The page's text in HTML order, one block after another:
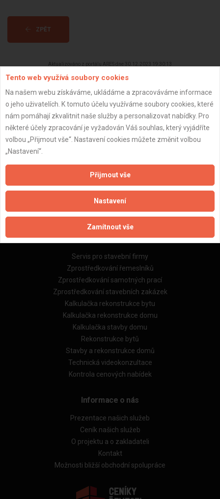
ZPĚT
Aktualizováno z portálu ARES dne 30.12.2023 19:30:13
Důležité informace
Naše firmy a řemeslníci
Zásady pro používání souborů cookie
Obchodní podmínky (zprostředkování)
Obchodní podmínky (rozpočtování)
Reference
Naše excelové tabulky online
Naše služby
Servis pro stavební firmy
Zprostředkování řemeslníků
Zprostředkování samotných prací
Zprostředkování stavebních zakázek
Kalkulačka rekonstrukce bytu
Kalkulačka rekonstrukce domu
Kalkulačka stavby domu
Rekonstrukce bytů
Stavby a rekonstrukce domů
Technická videokonzultace
Kontrola cenových nabídek
Informace o nás
Prezentace našich služeb
Ceník našich služeb
O projektu a o zakladateli
Kontakt
Možnosti bližší obchodní spolupráce
Tento web využívá soubory cookies
Na našem webu získáváme, ukládáme a zpracováváme informace
o jeho uživatelích. K tomuto účelu využíváme soubory cookies, které
nám pomáhají zkvalitnit naše služby a personalizovat nabídky. Pro
některé účely zpracování je vyžadován Váš souhlas, který vyjádříte
volbou „Přijmout vše“. Nastavení cookies můžete změnit volbou
„Nastavení“.
Přijmout vše
Nastavení
Zamítnout vše